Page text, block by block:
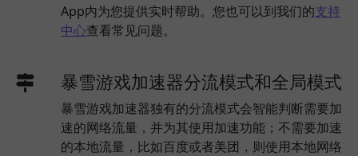
App内为您提供实时帮助。您也可以到我们的支持
中心查看常见问题。
暴雪游戏加速器分流模式和全局模式
暴雪游戏加速器独有的分流模式会智能判断需要加
速的网络流量，并为其使用加速功能；不需要加速
的本地流量，比如百度或者美团，则使用本地网络